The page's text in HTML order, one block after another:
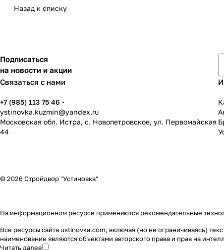
Назад к списку
Подписаться
на новости и акции
Связаться с нами
+7 (985) 113 75 46
ystinovka.kuzmin@yandex.ru
Московская обл. Истра, с. Новопетровское, ул. Первомайская
44
© 2026 Стройдвор "Устиновка"
На информационном ресурсе применяются рекомендательные
Все ресурсы сайта ustinovka.com, включая (но не ограничиваясь)
наименование являются объектами авторского права и прав на
Читать далее